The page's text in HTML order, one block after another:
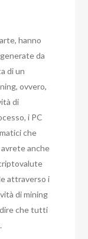
hanno
da
di un
ovvero,
di
i PC
che
anche
attraverso i
di mining
che tutti